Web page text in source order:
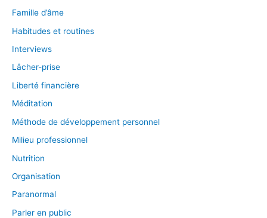
Famille d’âme
Habitudes et routines
Interviews
Lâcher-prise
Liberté financière
Méditation
Méthode de développement personnel
Milieu professionnel
Nutrition
Organisation
Paranormal
Parler en public